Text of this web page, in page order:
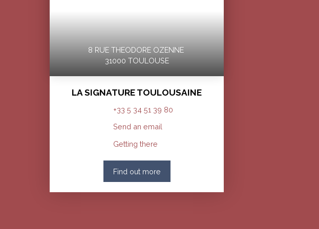
8 RUE THEODORE OZENNE
31000 TOULOUSE
LA SIGNATURE TOULOUSAINE
+33 5 34 51 39 80
Send an email
Getting there
Find out more